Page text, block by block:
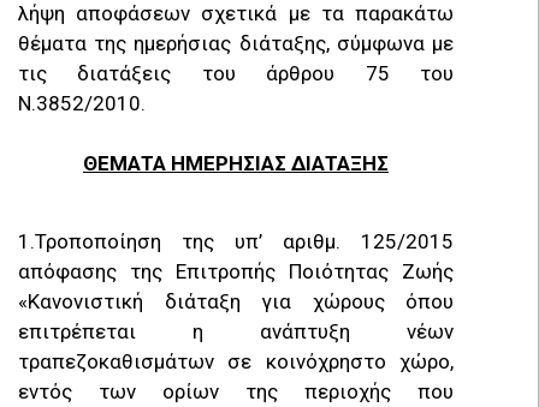
λήψη αποφάσεων σχετικά με τα παρακάτω
θέματα της ημερήσιας διάταξης, σύμφωνα με
τις διατάξεις του άρθρου 75 του
Ν.3852/2010.
ΘΕΜΑΤΑ ΗΜΕΡΗΣΙΑΣ ΔΙΑΤΑΞΗΣ
1.Τροποποίηση της υπ’ αριθμ. 125/2015
απόφασης της Επιτροπής Ποιότητας Ζωής
«Κανονιστική διάταξη για χώρους όπου
επιτρέπεται η ανάπτυξη νέων
τραπεζοκαθισμάτων σε κοινόχρηστο χώρο,
εντός των ορίων της περιοχής που